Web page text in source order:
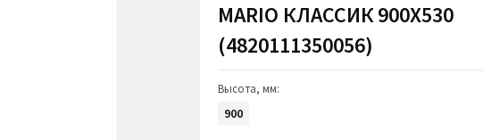
MARIO КЛАССИК 900Х530
(4820111350056)
Высота, мм:
900